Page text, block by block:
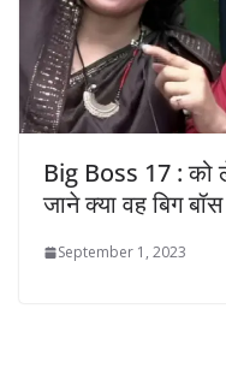
Big Boss 17 : को
जाने क्या वह बिग
September 1, 2023